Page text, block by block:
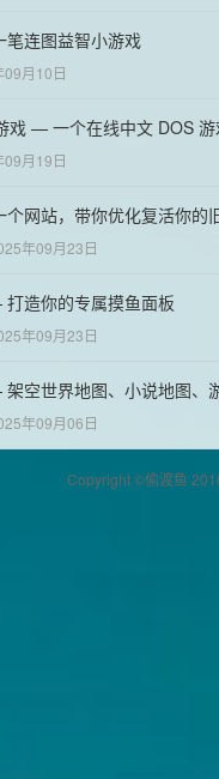
连图益智小游戏
月10日
戏 — 一个在线中文 DOS
月19日
网站，带你优化复活你的
年09月23日
造你的专属摸鱼面板
年09月23日
空世界地图、小说地图、
年09月06日
Copyright ©偷渡鱼